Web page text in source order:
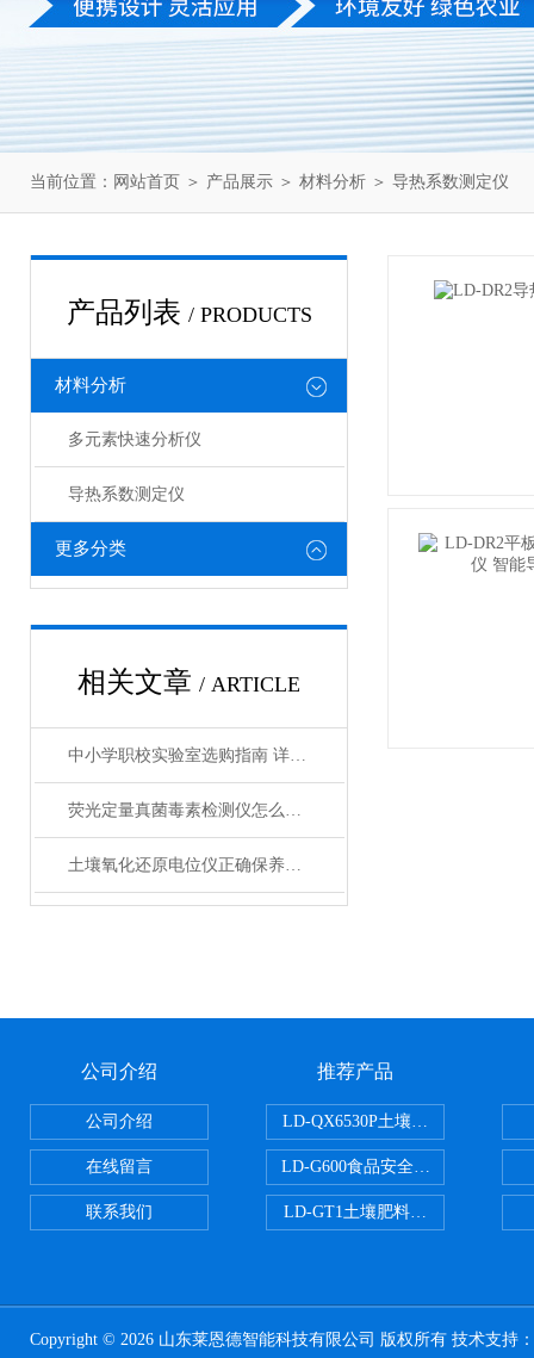
当前位置： 网站首页 ＞ 产品展示 ＞ 材料分析 ＞ 导热系数测定仪
产品列表 / PRODUCTS
材料分析
多元素快速分析仪
导热系数测定仪
更多分类
相关文章 / ARTICLE
中小学职校实验室选购指南 详解莱恩德土壤养分速测仪实用要点
荧光定量真菌毒素检测仪怎么选 掌握这几点不踩坑
土壤氧化还原电位仪正确保养步骤
公司介绍
公司介绍
在线留言
联系我们
推荐产品
LD-QX6530P土壤氧化还原电位检
LD-G600食品安全检测仪
LD-GT1土壤肥料养分检测仪
Copyright © 2026 山东莱恩德智能科技有限公司 版权所有 技术支持：